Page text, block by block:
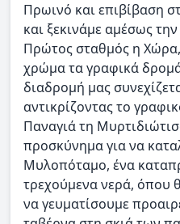
Πρωινό και επιβίβαση
και ξεκινάμε αμέσως
Πρώτος σταθμός η Χώρα,
χρώμα τα γραφικά
διαδρομή μας
αντικρίζοντας το
Παναγιά τη
προσκύνημα για να
Μυλοπόταμο, ένα
τρεχούμενα νερά, όπου
να γευματίσουμε